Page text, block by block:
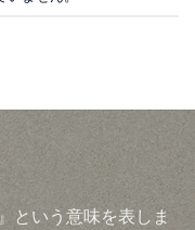
という意味を表しま